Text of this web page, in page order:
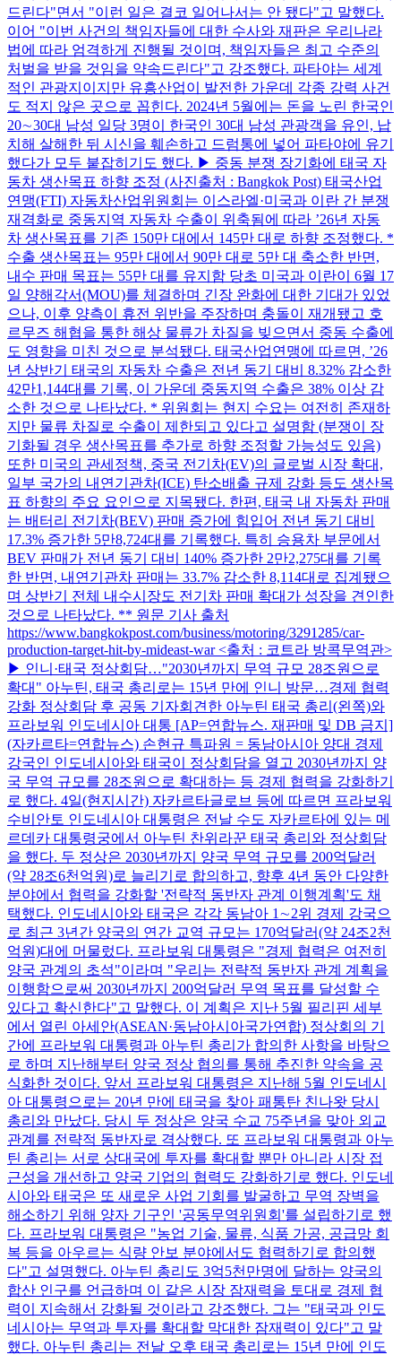
드린다"면서 "이런 일은 결코 일어나서는 안 됐다"고 말했다.
이어 "이번 사건의 책임자들에 대한 수사와 재판은 우리나라
법에 따라 엄격하게 진행될 것이며, 책임자들은 최고 수준의
처벌을 받을 것임을 약속드린다"고 강조했다. 파타야는 세계
적인 관광지이지만 유흥산업이 발전한 가운데 각종 강력 사건
도 적지 않은 곳으로 꼽힌다. 2024년 5월에는 돈을 노린 한국인
20∼30대 남성 일당 3명이 한국인 30대 남성 관광객을 유인, 납
치해 살해한 뒤 시신을 훼손하고 드럼통에 넣어 파타야에 유기
했다가 모두 붙잡히기도 했다. ▶ 중동 분쟁 장기화에 태국 자
동차 생산목표 하향 조정 (사진출처 : Bangkok Post) 태국산업
연맹(FTI) 자동차산업위원회는 이스라엘·미국과 이란 간 분쟁
재격화로 중동지역 자동차 수출이 위축됨에 따라 ’26년 자동
차 생산목표를 기존 150만 대에서 145만 대로 하향 조정했다. *
수출 생산목표는 95만 대에서 90만 대로 5만 대 축소한 반면,
내수 판매 목표는 55만 대를 유지함 당초 미국과 이란이 6월 17
일 양해각서(MOU)를 체결하며 긴장 완화에 대한 기대가 있었
으나, 이후 양측이 휴전 위반을 주장하며 충돌이 재개됐고 호
르무즈 해협을 통한 해상 물류가 차질을 빚으면서 중동 수출에
도 영향을 미친 것으로 분석됐다. 태국산업연맹에 따르면, ’26
년 상반기 태국의 자동차 수출은 전년 동기 대비 8.32% 감소한
42만1,144대를 기록, 이 가운데 중동지역 수출은 38% 이상 감
소한 것으로 나타났다. * 위원회는 현지 수요는 여전히 존재하
지만 물류 차질로 수출이 제한되고 있다고 설명함 (분쟁이 장
기화될 경우 생산목표를 추가로 하향 조정할 가능성도 있음)
또한 미국의 관세정책, 중국 전기차(EV)의 글로벌 시장 확대,
일부 국가의 내연기관차(ICE) 탄소배출 규제 강화 등도 생산목
표 하향의 주요 요인으로 지목됐다. 한편, 태국 내 자동차 판매
는 배터리 전기차(BEV) 판매 증가에 힘입어 전년 동기 대비
17.3% 증가한 5만8,724대를 기록했다. 특히 승용차 부문에서
BEV 판매가 전년 동기 대비 140% 증가한 2만2,275대를 기록
한 반면, 내연기관차 판매는 33.7% 감소한 8,114대로 집계됐으
며 상반기 전체 내수시장도 전기차 판매 확대가 성장을 견인한
것으로 나타났다. ** 원문 기사 출처
https://www.bangkokpost.com/business/motoring/3291285/car-
production-target-hit-by-mideast-war <출처 : 코트라 방콕무역관>
▶ 인니·태국 정상회담…"2030년까지 무역 규모 28조원으로
확대" 아누틴, 태국 총리로는 15년 만에 인니 방문…경제 협력
강화 정상회담 후 공동 기자회견한 아누틴 태국 총리(왼쪽)와
프라보워 인도네시아 대통 [AP=연합뉴스. 재판매 및 DB 금지]
(자카르타=연합뉴스) 손현규 특파원 = 동남아시아 양대 경제
강국인 인도네시아와 태국이 정상회담을 열고 2030년까지 양
국 무역 규모를 28조원으로 확대하는 등 경제 협력을 강화하기
로 했다. 4일(현지시간) 자카르타글로브 등에 따르면 프라보워
수비안토 인도네시아 대통령은 전날 수도 자카르타에 있는 메
르데카 대통령궁에서 아누틴 찬위라꾼 태국 총리와 정상회담
을 했다. 두 정상은 2030년까지 양국 무역 규모를 200억달러
(약 28조6천억원)로 늘리기로 합의하고, 향후 4년 동안 다양한
분야에서 협력을 강화할 '전략적 동반자 관계 이행계획'도 채
택했다. 인도네시아와 태국은 각각 동남아 1∼2위 경제 강국으
로 최근 3년간 양국의 연간 교역 규모는 170억달러(약 24조2천
억원)대에 머물렀다. 프라보워 대통령은 "경제 협력은 여전히
양국 관계의 초석"이라며 "우리는 전략적 동반자 관계 계획을
이행함으로써 2030년까지 200억달러 무역 목표를 달성할 수
있다고 확신한다"고 말했다. 이 계획은 지난 5월 필리핀 세부
에서 열린 아세안(ASEAN·동남아시아국가연합) 정상회의 기
간에 프라보워 대통령과 아누틴 총리가 합의한 사항을 바탕으
로 하며 지난해부터 양국 정상 협의를 통해 추진한 약속을 공
식화한 것이다. 앞서 프라보워 대통령은 지난해 5월 인도네시
아 대통령으로는 20년 만에 태국을 찾아 패통탄 친나왓 당시
총리와 만났다. 당시 두 정상은 양국 수교 75주년을 맞아 외교
관계를 전략적 동반자로 격상했다. 또 프라보워 대통령과 아누
틴 총리는 서로 상대국에 투자를 확대할 뿐만 아니라 시장 접
근성을 개선하고 양국 기업의 협력도 강화하기로 했다. 인도네
시아와 태국은 또 새로운 사업 기회를 발굴하고 무역 장벽을
해소하기 위해 양자 기구인 '공동무역위원회'를 설립하기로 했
다. 프라보워 대통령은 "농업 기술, 물류, 식품 가공, 공급망 회
복 등을 아우르는 식량 안보 분야에서도 협력하기로 합의했
다"고 설명했다. 아누틴 총리도 3억5천만명에 달하는 양국의
합산 인구를 언급하며 이 같은 시장 잠재력을 토대로 경제 협
력이 지속해서 강화될 것이라고 강조했다. 그는 "태국과 인도
네시아는 무역과 투자를 확대할 막대한 잠재력이 있다"고 말
했다. 아누틴 총리는 전날 오후 태국 총리로는 15년 만에 인도